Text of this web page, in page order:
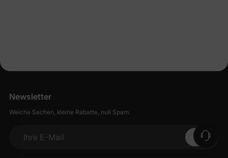
Newsletter
Weiche Sachen, kleine Rabatte, null Spam.
Ihre E-Mail